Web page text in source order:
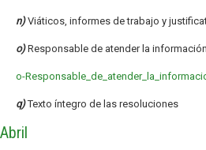
n)Viáticos, informes de trabajo y
o)Responsable de atender la
o-
q) Texto íntegro de las resoluciones
Abril